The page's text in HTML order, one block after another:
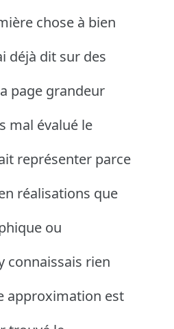
chose à bien
déjà dit sur des
page grandeur
mal évalué le
représenter parce
réalisations que
ou
connaissais rien
approximation est